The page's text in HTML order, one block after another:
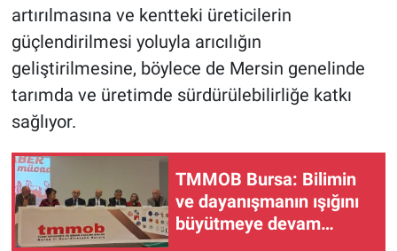
artırılmasına ve kentteki üreticilerin
güçlendirilmesi yoluyla arıcılığın
geliştirilmesine, böylece de Mersin genelinde
tarımda ve üretimde sürdürülebilirliğe katkı
sağlıyor.
TMMOB Bursa: Bilimin
ve dayanışmanın ışığını
büyütmeye devam